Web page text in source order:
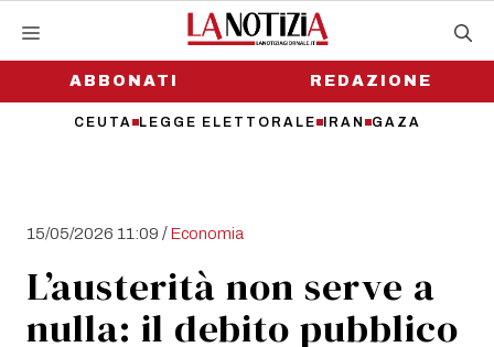
contenutoABBONATI
CEUTA LEGGE ELETTORALE IRAN GAZA
REDAZIONE
15/05/2026 11:09 /Economia
L’austerità non serve a
nulla: il debito pubblico